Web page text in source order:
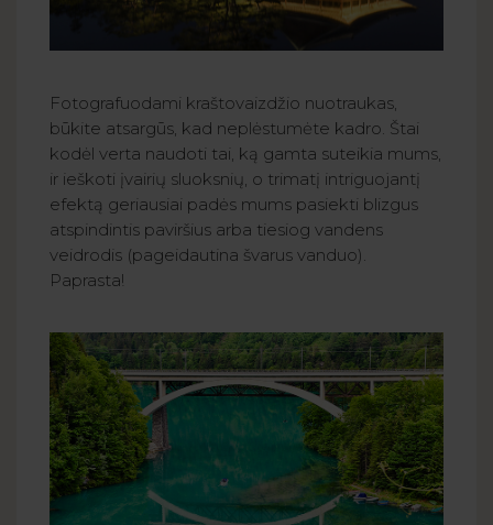
Fotografuodami kraštovaizdžio nuotraukas,
būkite atsargūs, kad neplėstumėte kadro. Štai
kodėl verta naudoti tai, ką gamta suteikia mums,
ir ieškoti įvairių sluoksnių, o trimatį intriguojantį
efektą geriausiai padės mums pasiekti blizgus
atspindintis paviršius arba tiesiog vandens
veidrodis (pageidautina švarus vanduo).
Paprasta!